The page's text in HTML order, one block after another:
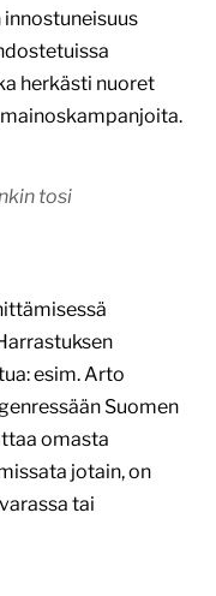
herkästi nuoret
tosi
esim. Arto
Suomen
omasta
jotain, on
tai